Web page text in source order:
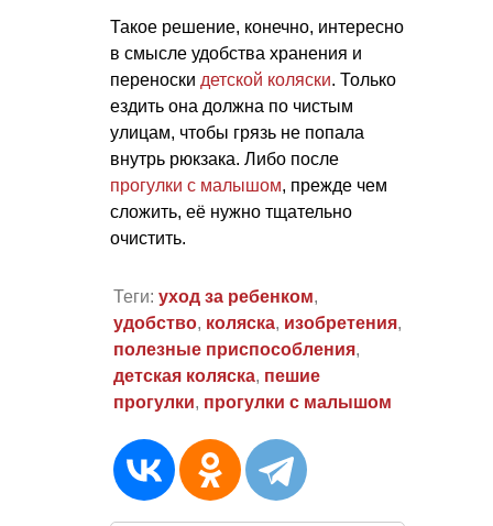
Такое решение, конечно, интересно
в смысле удобства хранения и
переноски детской коляски. Только
ездить она должна по чистым
улицам, чтобы грязь не попала
внутрь рюкзака. Либо после
прогулки с малышом, прежде чем
сложить, её нужно тщательно
очистить.
Теги: уход за ребенком,
удобство, коляска, изобретения,
полезные приспособления,
детская коляска, пешие
прогулки, прогулки с малышом